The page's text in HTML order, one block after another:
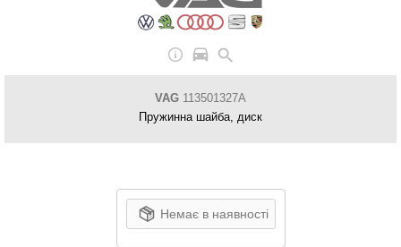
VAG 113501327A
Пружинна шайба, диск
Немає в наявності